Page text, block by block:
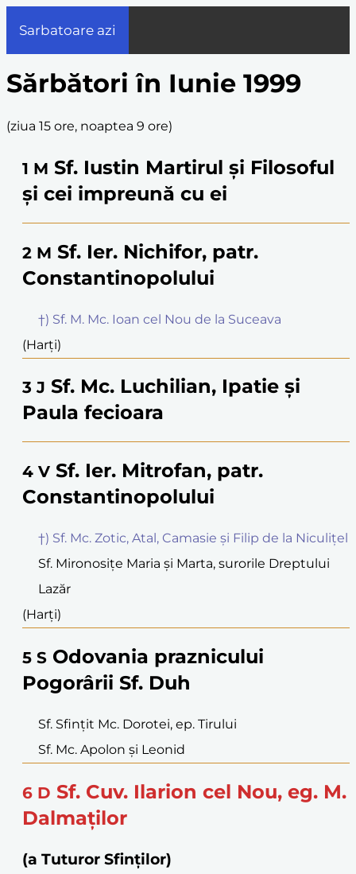
Sarbatoare azi
Sărbători în Iunie 1999
(ziua 15 ore, noaptea 9 ore)
1 M Sf. Iustin Martirul și Filosoful
și cei impreună cu ei
2 M Sf. Ier. Nichifor, patr.
Constantinopolului
†) Sf. M. Mc. Ioan cel Nou de la Suceava
(Harți)
3 J Sf. Mc. Luchilian, Ipatie și
Paula fecioara
4 V Sf. Ier. Mitrofan, patr.
Constantinopolului
†) Sf. Mc. Zotic, Atal, Camasie și Filip de la Niculițel
Sf. Mironosițe Maria și Marta, surorile Dreptului
Lazăr
(Harți)
5 S Odovania praznicului
Pogorârii Sf. Duh
Sf. Sfințit Mc. Dorotei, ep. Tirului
Sf. Mc. Apolon și Leonid
6 D Sf. Cuv. Ilarion cel Nou, eg. M.
Dalmaților
(a Tuturor Sfinților)